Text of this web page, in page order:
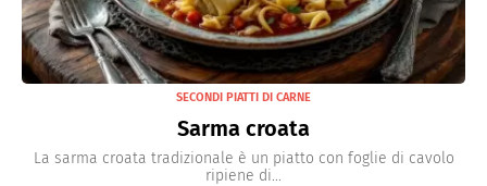
SECONDI PIATTI DI CARNE
Sarma croata
La sarma croata tradizionale è un piatto con foglie di cavolo
ripiene di...